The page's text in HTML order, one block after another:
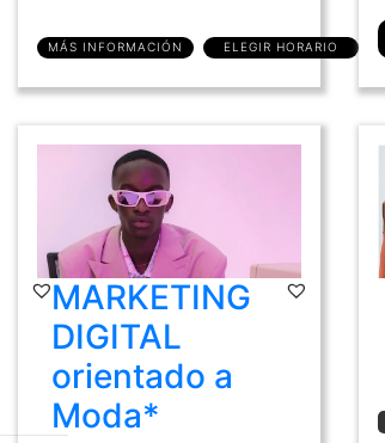
MÁS INFORMACIÓN ELEGIR HORARIO
MARKETING
DIGITAL
orientado a
Moda*